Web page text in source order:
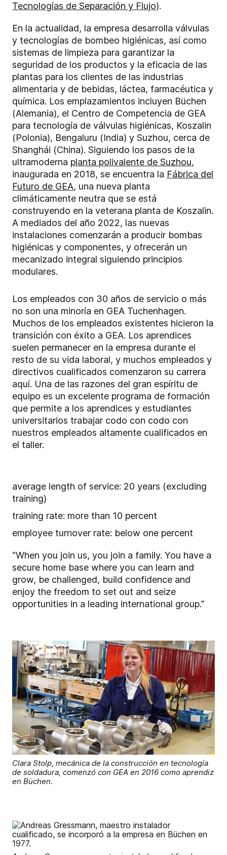
Tecnologías de Separación y Flujo).
En la actualidad, la empresa desarrolla válvulas
y tecnologías de bombeo higiénicas, así como
sistemas de limpieza para garantizar la
seguridad de los productos y la eficacia de las
plantas para los clientes de las industrias
alimentaria y de bebidas, láctea, farmacéutica y
química. Los emplazamientos incluyen Büchen
(Alemania), el Centro de Competencia de GEA
para tecnología de válvulas higiénicas, Koszalin
(Polonia), Bengaluru (India) y Suzhou, cerca de
Shanghái (China). Siguiendo los pasos de la
ultramoderna planta polivalente de Suzhou,
inaugurada en 2018, se encuentra la Fábrica del
Futuro de GEA, una nueva planta
climáticamente neutra que se está
construyendo en la veterana planta de Koszalin.
A mediados del año 2022, las nuevas
instalaciones comenzarán a producir bombas
higiénicas y componentes, y ofrecerán un
mecanizado integral siguiendo principios
modulares.
Los empleados con 30 años de servicio o más
no son una minoría en GEA Tuchenhagen.
Muchos de los empleados existentes hicieron la
transición con éxito a GEA. Los aprendices
suelen permanecer en la empresa durante el
resto de su vida laboral, y muchos empleados y
directivos cualificados comenzaron su carrera
aquí. Una de las razones del gran espíritu de
equipo es un excelente programa de formación
que permite a los aprendices y estudiantes
universitarios trabajar codo con codo con
nuestros empleados altamente cualificados en
el taller.
average length of service: 20 years (excluding
training)
training rate: more than 10 percent
employee turnover rate: below one percent
“When you join us, you join a family. You have a
secure home base where you can learn and
grow, be challenged, build confidence and
enjoy the freedom to set out and seize
opportunities in a leading international group.”
Clara Stolp, mecánica de la construcción en tecnología
de soldadura, comenzó con GEA en 2016 como aprendiz
en Büchen.